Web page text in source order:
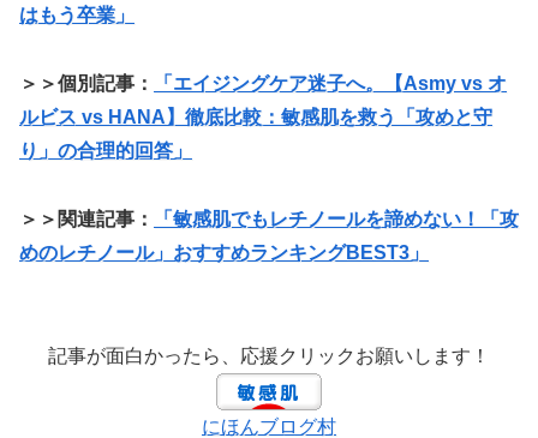
はもう卒業」
＞＞個別記事：
「エイジングケア迷子へ。【Asmy vs オ
ルビス vs HANA】徹底比較：敏感肌を救う「攻めと守
り」の合理的回答」
＞＞関連記事：
「敏感肌でもレチノールを諦めない！「攻
めのレチノール」おすすめランキングBEST3」
記事が面白かったら、応援クリックお願いします！
にほんブログ村